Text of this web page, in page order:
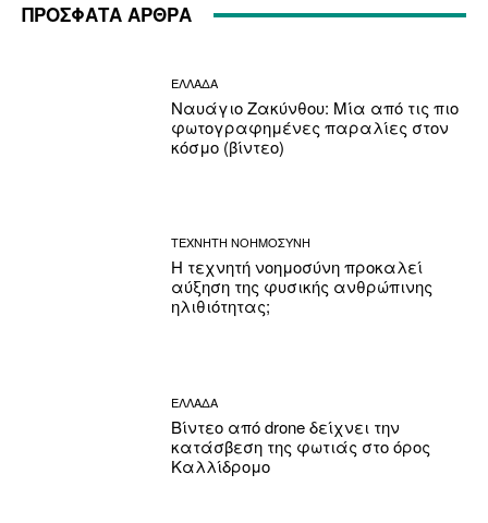
ΠΡΟΣΦΑΤΑ ΑΡΘΡΑ
ΕΛΛΑΔΑ
Ναυάγιο Ζακύνθου: Μία από τις πιο
φωτογραφημένες παραλίες στον
κόσμο (βίντεο)
ΤΕΧΝΗΤΗ ΝΟΗΜΟΣΥΝΗ
Η τεχνητή νοημοσύνη προκαλεί
αύξηση της φυσικής ανθρώπινης
ηλιθιότητας;
ΕΛΛΑΔΑ
Βίντεο από drone δείχνει την
κατάσβεση της φωτιάς στο όρος
Καλλίδρομο